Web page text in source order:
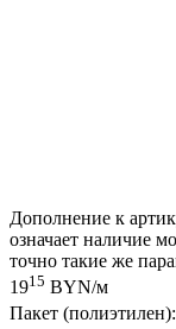
Дополнение к
означает наличие
точно такие же
1915 BYN/м
Пакет